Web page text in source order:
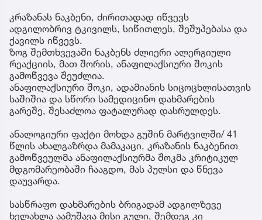
კრაზანას ნაკბენი, ძირითადად იწვევს
ადგილობრივ ტკივილს, სიწითლეს, შეშუპებასა და
ქავილს იწვევს.
ზოგ შემთხვევაში ნაკბენს ძლიერი ალერგიული
რეაქციის, მათ შორის, ანაფილაქსიური შოკის
გამოწვევა შეუძლია.
ანაფილაქსიური შოკი, ადამიანის სიცოცხლისათვის
საშიშია და სწორი სამედიცინო დახმარების
გარეშე, შესაძლოა ფატალურად დასრულდეს.
ანალოგიური ფაქტი მოხდა გუშინ მარტვილში/ 41
წლის ახალგაზრდა მამაკაცი, კრაზანის ნაკბენით
გამოწვეულმა ანაფილაქსიურმა შოკმა კრიტიკულ
მდგომარეობაში ჩააგდო, მას პულსი და წნევა
დაუვარდა.
სასწრაფო დახმარების ბრიგადამ ადგილზევე
ხელახლა აამუშავა მისი გული, შემდეგ კი